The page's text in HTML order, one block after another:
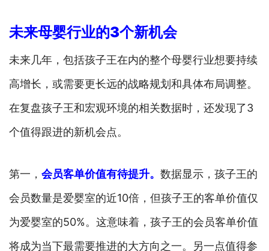
未来母婴行业的3个新机会
未来几年，包括孩子王在内的整个母婴行业想要持续
高增长，或需要更长远的战略规划和具体布局调整。
在复盘孩子王和宏观环境的相关数据时，还发现了3
个值得跟进的新机会点。
第一， 会员客单价值有待提升。 数据显示，孩子王的
会员数量是爱婴室的近10倍，但孩子王的客单价值仅
为爱婴室的50%。这意味着，孩子王的会员客单价值
将成为当下最需要推进的大方向之一。另一点值得参